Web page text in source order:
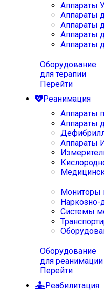
Аппараты
Аппараты
Аппараты
Аппараты
Аппараты
Оборудование
для терапии
Перейти
Реанимация
Аппараты
Аппараты
Аппараты
Мониторы
Наркозно-
Системы
Оборудование
для реанимации
Перейти
Реабилитация